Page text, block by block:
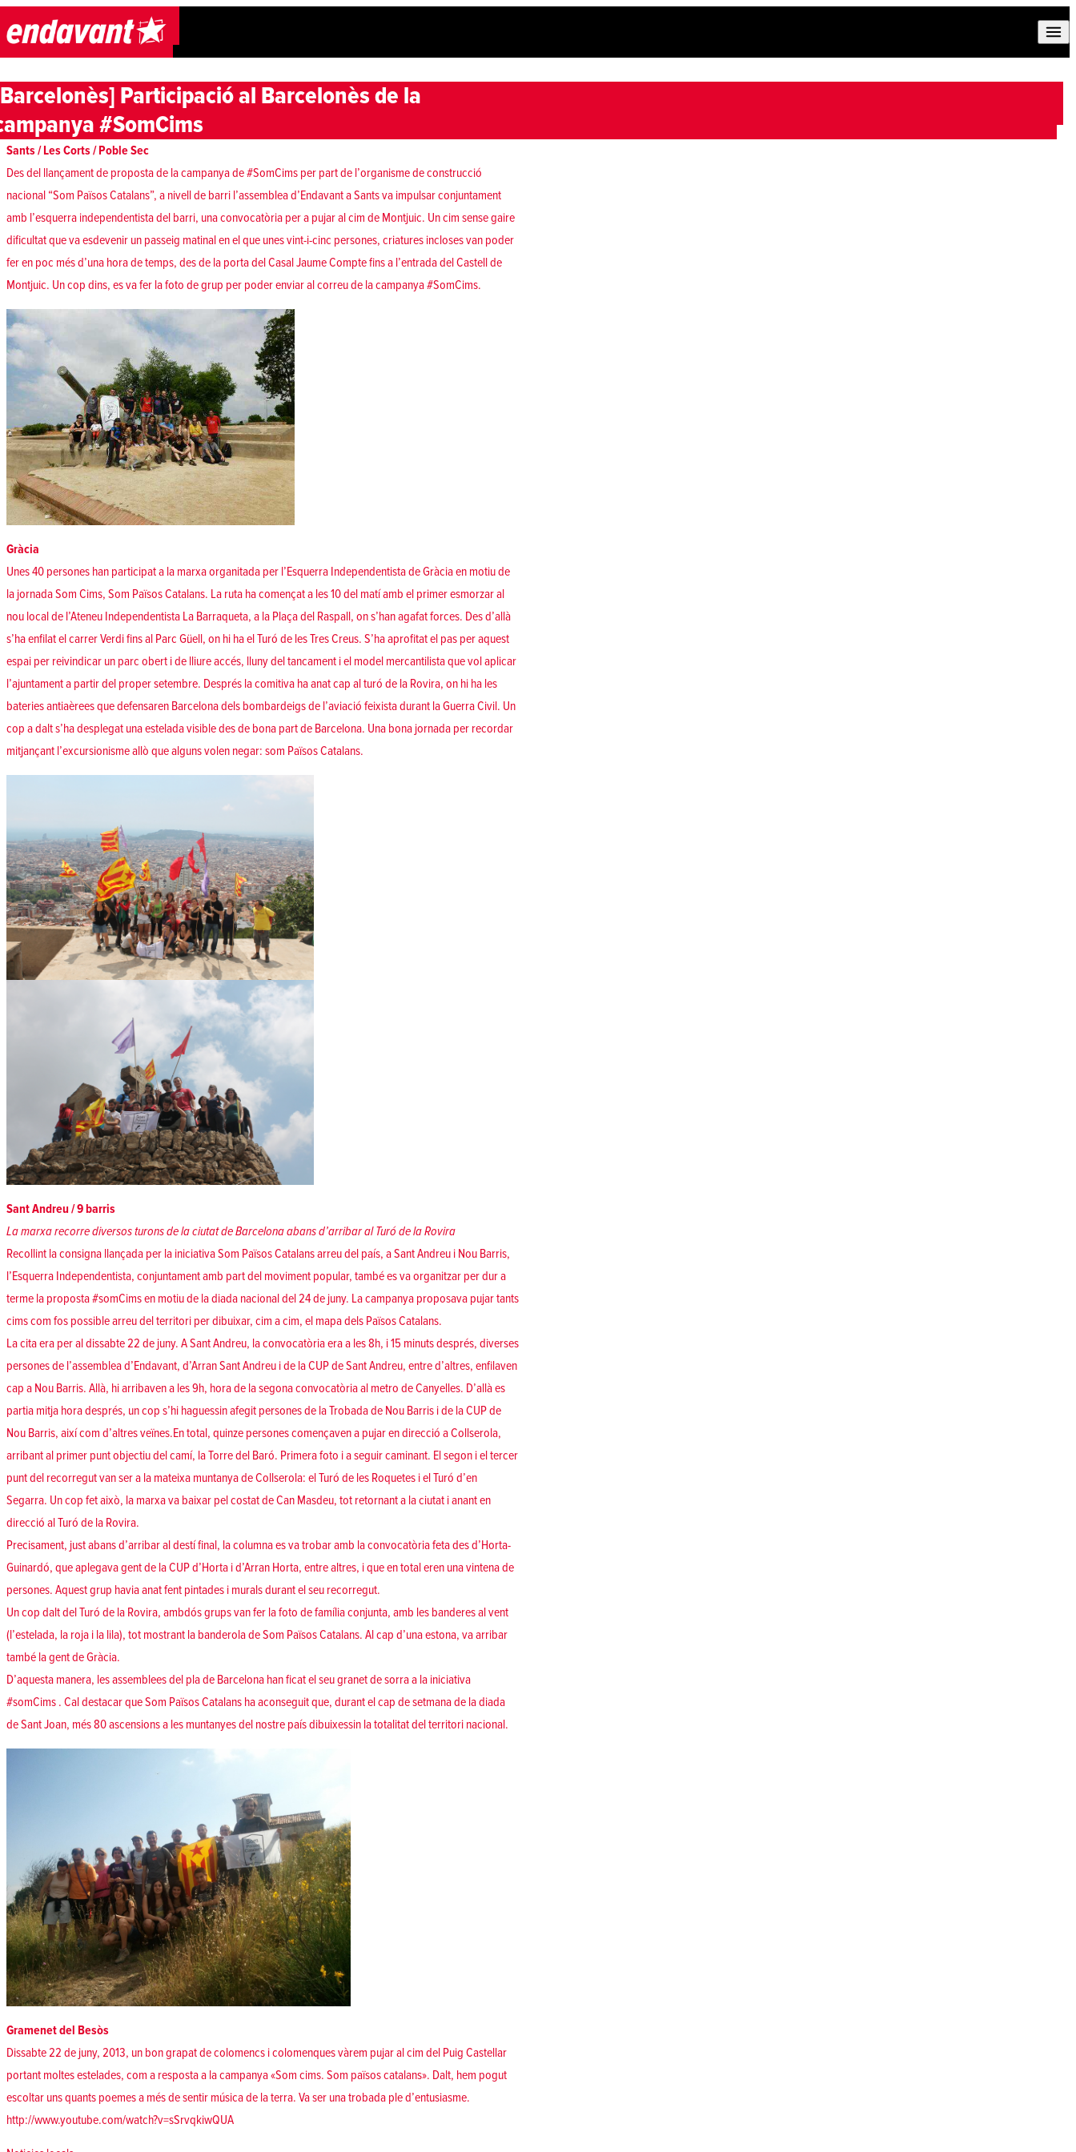
Skip to content
Participació al Barcelonès de la
#SomCims
Sants / Les Corts / Poble Sec
Des del llançament de proposta de la campanya de #SomCims per part de l’organisme de construcció
nacional “Som Països Catalans”, a nivell de barri l’assemblea d’Endavant a Sants va impulsar conjuntament
amb l’esquerra independentista del barri, una convocatòria per a pujar al cim de Montjuic. Un cim sense gaire
dificultat que va esdevenir un passeig matinal en el que unes vint-i-cinc persones, criatures incloses van poder
fer en poc més d’una hora de temps, des de la porta del Casal Jaume Compte fins a l’entrada del Castell de
Montjuic. Un cop dins, es va fer la foto de grup per poder enviar al correu de la campanya #SomCims.
Gràcia
Unes 40 persones han participat a la marxa organitada per l’Esquerra Independentista de Gràcia en motiu de
la jornada Som Cims, Som Països Catalans. La ruta ha començat a les 10 del matí amb el primer esmorzar al
nou local de l’Ateneu Independentista La Barraqueta, a la Plaça del Raspall, on s’han agafat forces. Des d’allà
s’ha enfilat el carrer Verdi fins al Parc Güell, on hi ha el Turó de les Tres Creus. S’ha aprofitat el pas per aquest
espai per reivindicar un parc obert i de lliure accés, lluny del tancament i el model mercantilista que vol aplicar
l’ajuntament a partir del proper setembre. Després la comitiva ha anat cap al turó de la Rovira, on hi ha les
bateries antiaèrees que defensaren Barcelona dels bombardeigs de l’aviació feixista durant la Guerra Civil. Un
cop a dalt s’ha desplegat una estelada visible des de bona part de Barcelona. Una bona jornada per recordar
mitjançant l’excursionisme allò que alguns volen negar: som Països Catalans.
Sant Andreu / 9 barris
La marxa recorre diversos turons de la ciutat de Barcelona abans d’arribar al Turó de la Rovira
Recollint la consigna llançada per la iniciativa Som Països Catalans arreu del país, a Sant Andreu i Nou Barris,
l’Esquerra Independentista, conjuntament amb part del moviment popular, també es va organitzar per dur a
terme la proposta #somCims en motiu de la diada nacional del 24 de juny. La campanya proposava pujar tants
cims com fos possible arreu del territori per dibuixar, cim a cim, el mapa dels Països Catalans.
La cita era per al dissabte 22 de juny. A Sant Andreu, la convocatòria era a les 8h, i 15 minuts després, diverses
persones de l’assemblea d’Endavant, d’Arran Sant Andreu i de la CUP de Sant Andreu, entre d’altres, enfilaven
cap a Nou Barris. Allà, hi arribaven a les 9h, hora de la segona convocatòria al metro de Canyelles. D’allà es
partia mitja hora després, un cop s’hi haguessin afegit persones de la Trobada de Nou Barris i de la CUP de
Nou Barris, així com d’altres veïnes.En total, quinze persones començaven a pujar en direcció a Collserola,
arribant al primer punt objectiu del camí, la Torre del Baró. Primera foto i a seguir caminant. El segon i el tercer
punt del recorregut van ser a la mateixa muntanya de Collserola: el Turó de les Roquetes i el Turó d’en
Segarra. Un cop fet això, la marxa va baixar pel costat de Can Masdeu, tot retornant a la ciutat i anant en
direcció al Turó de la Rovira.
Precisament, just abans d’arribar al destí final, la columna es va trobar amb la convocatòria feta des d’Horta-
Guinardó, que aplegava gent de la CUP d’Horta i d’Arran Horta, entre altres, i que en total eren una vintena de
persones. Aquest grup havia anat fent pintades i murals durant el seu recorregut.
Un cop dalt del Turó de la Rovira, ambdós grups van fer la foto de família conjunta, amb les banderes al vent
(l’estelada, la roja i la lila), tot mostrant la banderola de Som Països Catalans. Al cap d’una estona, va arribar
també la gent de Gràcia.
D’aquesta manera, les assemblees del pla de Barcelona han ficat el seu granet de sorra a la iniciativa
#somCims . Cal destacar que Som Països Catalans ha aconseguit que, durant el cap de setmana de la diada
de Sant Joan, més 80 ascensions a les muntanyes del nostre país dibuixessin la totalitat del territori nacional.
Gramenet del Besòs
Dissabte 22 de juny, 2013, un bon grapat de colomencs i colomenques vàrem pujar al cim del Puig Castellar
portant moltes estelades, com a resposta a la campanya «Som cims. Som països catalans». Dalt, hem pogut
escoltar uns quants poemes a més de sentir música de la terra. Va ser una trobada ple d’entusiasme.
http://www.youtube.com/watch?v=sSrvqkiwQUA